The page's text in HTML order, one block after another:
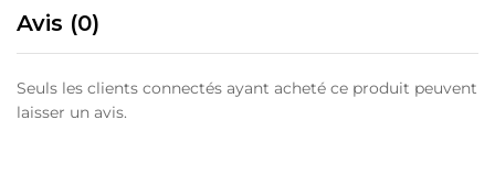
Avis (0)
Seuls les clients connectés ayant acheté ce produit peuvent
laisser un avis.